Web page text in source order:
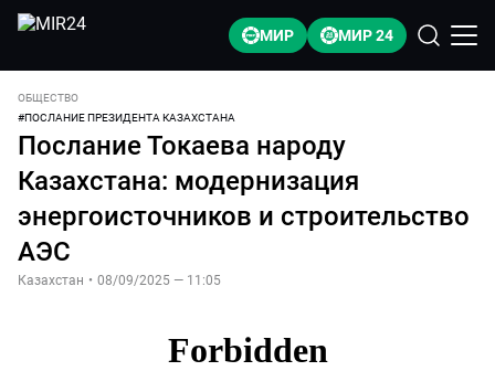
МИР МИР 24
ОБЩЕСТВО
#ПОСЛАНИЕ ПРЕЗИДЕНТА КАЗАХСТАНА
Послание Токаева народу
Казахстана: модернизация
энергоисточников и строительство
АЭС
Казахстан • 08/09/2025 — 11:05